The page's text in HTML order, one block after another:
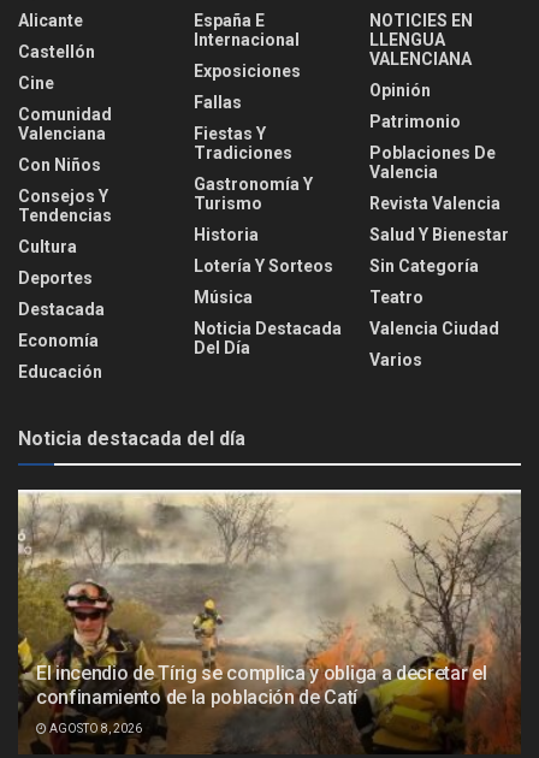
Alicante
Castellón
Cine
Comunidad
Valenciana
Con Niños
Consejos Y
Tendencias
Cultura
Deportes
Destacada
Economía
Educación
España E
Internacional
Exposiciones
Fallas
Fiestas Y
Tradiciones
Gastronomía Y
Turismo
Historia
Lotería Y Sorteos
Música
Noticia Destacada
Del Día
NOTICIES EN
LLENGUA
VALENCIANA
Opinión
Patrimonio
Poblaciones De
Valencia
Revista Valencia
Salud Y Bienestar
Sin Categoría
Teatro
Valencia Ciudad
Varios
Noticia destacada del día
El incendio de Tírig se complica y obliga a decretar el
confinamiento de la población de Catí
AGOSTO 8, 2026